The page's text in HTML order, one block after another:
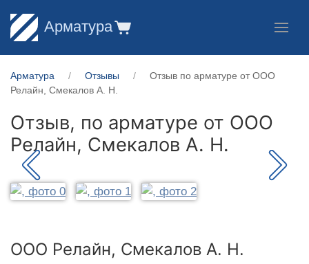
Арматура
Арматура Отзывы
Отзыв по арматуре от ООО
Релайн, Смекалов А. Н.
Отзыв, по арматуре от ООО
Релайн, Смекалов А. Н.
ООО Релайн, Смекалов А. Н.